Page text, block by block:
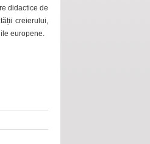
didactice de
creierului,
europene.